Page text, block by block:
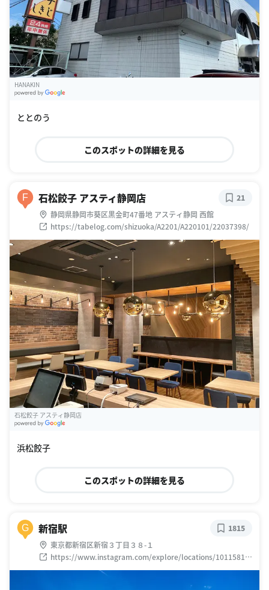
HANAKIN
ととのう
このスポットの詳細を見る
F 石松餃子 アスティ静岡店
静岡県静岡市葵区黒金町47番地 アスティ静岡 西館
https://tabelog.com/shizuoka/A2201/A220101/22037398/
21
石松餃子 アスティ静岡店
浜松餃子
このスポットの詳細を見る
G 新宿駅
東京都新宿区新宿３丁目３８-１
https://www.instagram.com/explore/locations/10115817
1492497/?hl=ja
1815